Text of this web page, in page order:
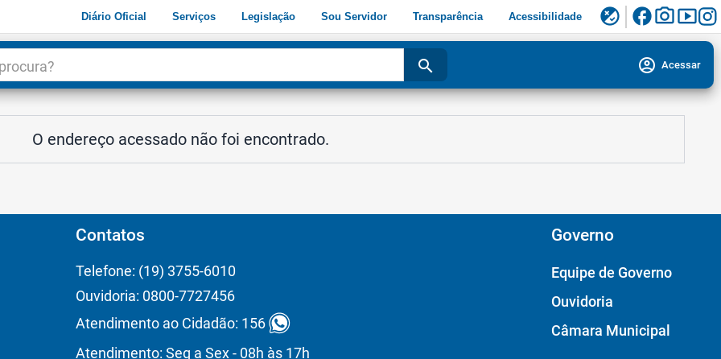
Diário Oficial Serviços Legislação Sou Servidor Transparência Acessibilidade flaky facebookphoto_camerasmart_display
search account_circle Acessar
O endereço acessado não foi encontrado.
Contatos
Telefone: (19) 3755-6010
Ouvidoria: 0800-7727456
Atendimento ao Cidadão: 156
Atendimento: Seg a Sex - 08h às 17h
Governo
Equipe de Governo
Ouvidoria
Câmara Municipal